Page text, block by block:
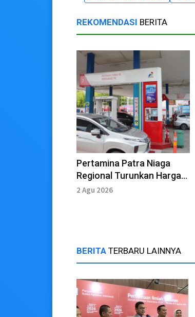
REKOMENDASI BERITA
Pertamina Patra Niaga
Regional Turunkan Harga
Pertamax di Wilayah
2 Agu 2026
BERITA TERBARU LAINNYA